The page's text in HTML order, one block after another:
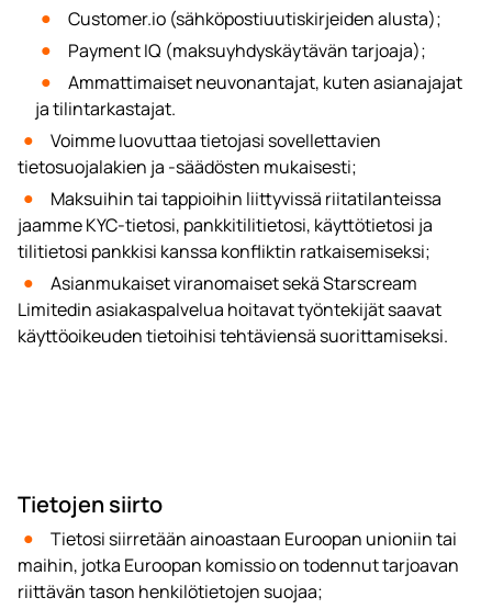
Customer.io (sähköpostiuutiskirjeiden alusta);
Payment IQ (maksuyhdyskäytävän tarjoaja);
Ammattimaiset neuvonantajat, kuten asianajajat
ja tilintarkastajat.
Voimme luovuttaa tietojasi sovellettavien
tietosuojalakien ja -säädösten mukaisesti;
Maksuihin tai tappioihin liittyvissä riitatilanteissa
jaamme KYC-tietosi, pankkitilitietosi, käyttötietosi ja
tilitietosi pankkisi kanssa konfliktin ratkaisemiseksi;
Asianmukaiset viranomaiset sekä Starscream
Limitedin asiakaspalvelua hoitavat työntekijät saavat
käyttöoikeuden tietoihisi tehtäviensä suorittamiseksi.
Tietojen siirto
Tietosi siirretään ainoastaan Euroopan unioniin tai
maihin, jotka Euroopan komissio on todennut tarjoavan
riittävän tason henkilötietojen suojaa;